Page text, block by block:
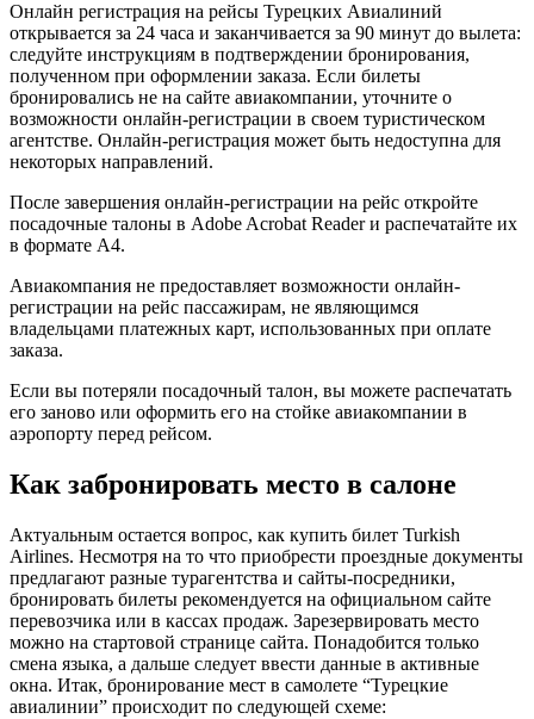
Онлайн регистрация на рейсы Турецких Авиалиний
открывается за 24 часа и заканчивается за 90 минут до вылета:
следуйте инструкциям в подтверждении бронирования,
полученном при оформлении заказа. Если билеты
бронировались не на сайте авиакомпании, уточните о
возможности онлайн-регистрации в своем туристическом
агентстве. Онлайн-регистрация может быть недоступна для
некоторых направлений.
После завершения онлайн-регистрации на рейс откройте
посадочные талоны в Adobe Acrobat Reader и распечатайте их
в формате A4.
Авиакомпания не предоставляет возможности онлайн-
регистрации на рейс пассажирам, не являющимся
владельцами платежных карт, использованных при оплате
заказа.
Если вы потеряли посадочный талон, вы можете распечатать
его заново или оформить его на стойке авиакомпании в
аэропорту перед рейсом.
Как забронировать место в салоне
Актуальным остается вопрос, как купить билет Turkish
Airlines. Несмотря на то что приобрести проездные документы
предлагают разные турагентства и сайты-посредники,
бронировать билеты рекомендуется на официальном сайте
перевозчика или в кассах продаж. Зарезервировать место
можно на стартовой странице сайта. Понадобится только
смена языка, а дальше следует ввести данные в активные
окна. Итак, бронирование мест в самолете “Турецкие
авиалинии” происходит по следующей схеме: